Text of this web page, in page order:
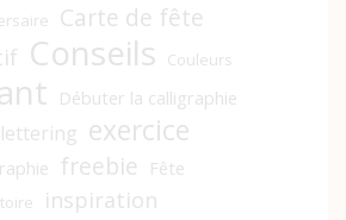
Carte de fête
Conseils Couleurs
Débuter la calligraphie
exercice
freebie Fête
inspiration